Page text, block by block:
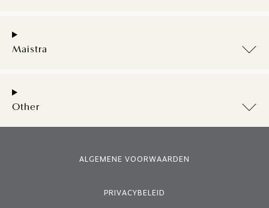
Maistra
Other
ALGEMENE VOORWAARDEN
PRIVACYBELEID